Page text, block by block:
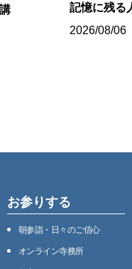
記憶に残る
2026/08/06
お参りする
朝参詣・日々のご信心
オンライン寺務所